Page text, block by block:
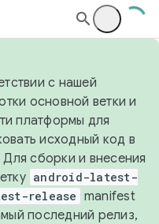
с нашей
основной ветки и
платформы для
исходный код в
сборки и внесения
android-latest-
release manifest
последний релиз,